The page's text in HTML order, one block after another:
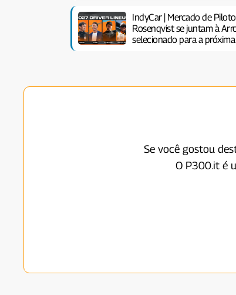
IndyCar | Mercado de
Rosenqvist se juntam à
selecionado para a
Se você gostou
O P300.it é